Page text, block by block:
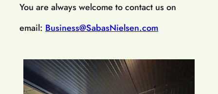
You are always welcome to contact us on
email: Business@SabasNielsen.com